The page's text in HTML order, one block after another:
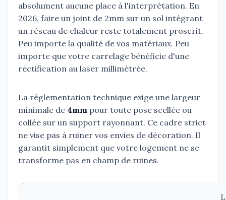
absolument aucune place à l'interprétation. En
2026, faire un joint de 2mm sur un sol intégrant
un réseau de chaleur reste totalement proscrit.
Peu importe la qualité de vos matériaux. Peu
importe que votre carrelage bénéficie d'une
rectification au laser millimétrée.
La réglementation technique exige une largeur
minimale de 4mm pour toute pose scellée ou
collée sur un support rayonnant. Ce cadre strict
ne vise pas à ruiner vos envies de décoration. Il
garantit simplement que votre logement ne se
transforme pas en champ de ruines.